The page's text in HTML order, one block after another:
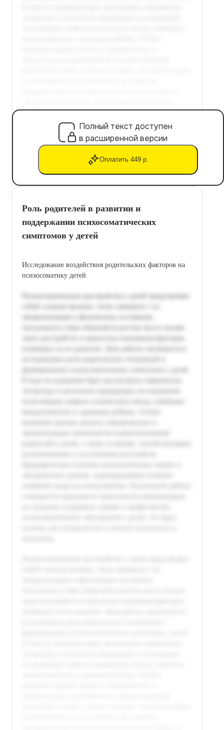
Полный текст доступен
в расширенной версии
Оплатить 449 р.
Роль родителей в развитии и
поддержании психосоматических
симптомов у детей
Исследование воздействия родительских факторов на
психосоматику детей.